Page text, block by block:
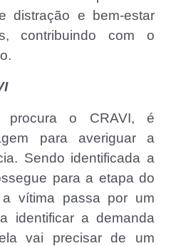
distração e bem-estar
contribuindo com o
procura o CRAVI, é
para averiguar a
Sendo identificada a
para a etapa do
a vítima passa por um
identificar a demanda
vai precisar de um